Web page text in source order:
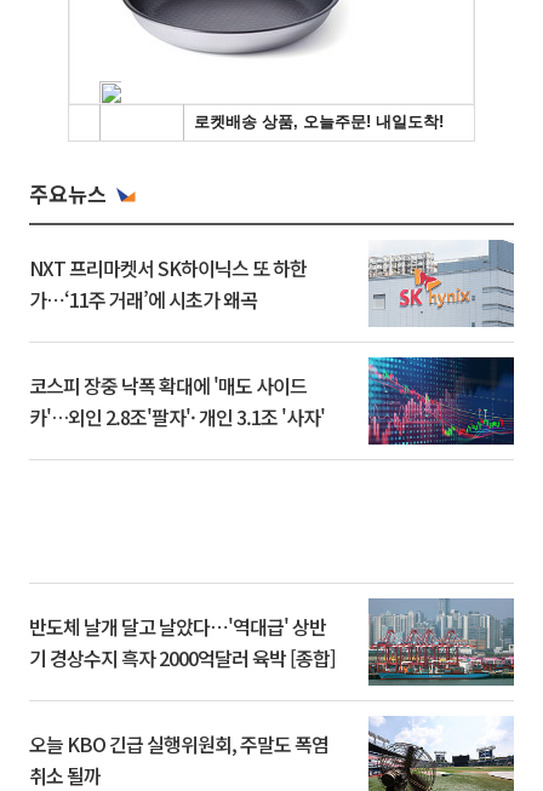
주요뉴스
NXT 프리마켓서 SK하이닉스 또 하한
가⋯‘11주 거래’에 시초가 왜곡
코스피 장중 낙폭 확대에 '매도 사이드
카'…외인 2.8조'팔자'· 개인 3.1조 '사자'
반도체 날개 달고 날았다⋯'역대급' 상반
기 경상수지 흑자 2000억달러 육박 [종합]
오늘 KBO 긴급 실행위원회, 주말도 폭염
취소 될까